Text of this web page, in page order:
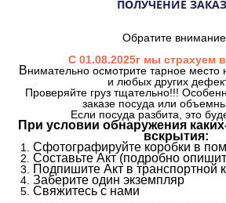
ПОЛУЧЕНИЕ
Обратите
С 01.08.2025г мы страхуем
Внимательно осмотрите тарное место
и любых других
Проверяйте груз тщательно!!!
заказе посуда или
Если посуда разбита, это
При условии обнаружения
вскрытия:
Сфотографируйте коробки в
Составьте Акт (подробно
Подпишите Акт в транспортной
Заберите один экземпляр
Свяжитесь с нами